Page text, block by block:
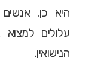
היא כן. אנשים
עלולים
הנישואין.